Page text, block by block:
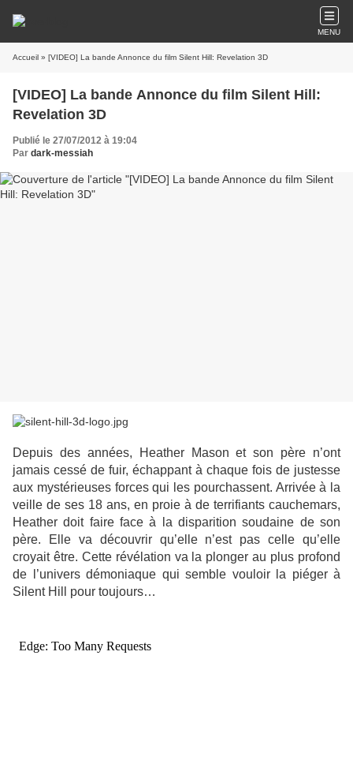
MENU
Accueil » [VIDEO] La bande Annonce du film Silent Hill: Revelation 3D
[VIDEO] La bande Annonce du film Silent Hill:
Revelation 3D
Publié le 27/07/2012 à 19:04
Par dark-messiah
Depuis des années, Heather Mason et son père n’ont
jamais cessé de fuir, échappant à chaque fois de justesse
aux mystérieuses forces qui les pourchassent. Arrivée à la
veille de ses 18 ans, en proie à de terrifiants cauchemars,
Heather doit faire face à la disparition soudaine de son
père. Elle va découvrir qu’elle n’est pas celle qu’elle
croyait être. Cette révélation va la plonger au plus profond
de l’univers démoniaque qui semble vouloir la piéger à
Silent Hill pour toujours…